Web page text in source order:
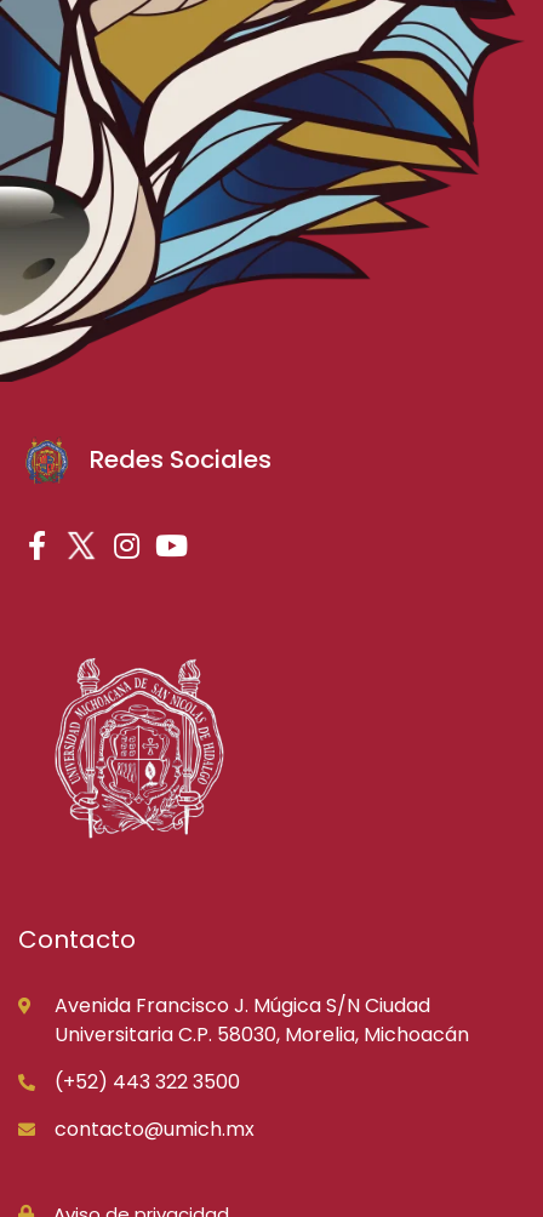
Redes Sociales
Contacto
Avenida Francisco J. Múgica S/N Ciudad
Universitaria C.P. 58030, Morelia, Michoacán
(+52) 443 322 3500
contacto@umich.mx